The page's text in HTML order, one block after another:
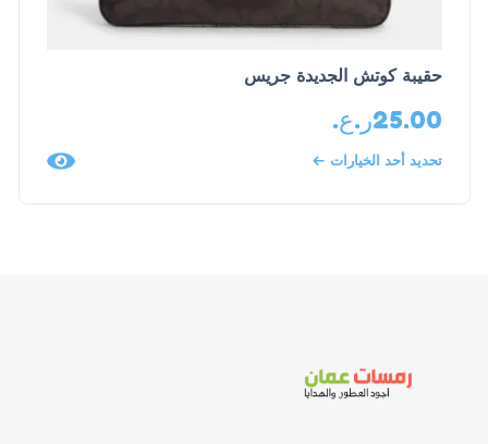
حقيبة كوتش الجديدة جريس
25.00ر.ع.
تحديد أحد الخيارات